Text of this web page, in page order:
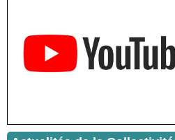
Médiathèque de Castagniccia
Rencontre / dédicace avec
livre « La ballade du pendu du
Santa Lucia di Tallà
Mise en musique d’un livre
musicienne pédagogue : Ateliers
rythmique et corporelle - Mediateca
! Événement reporté ! Cycle de
par Alexandre Dominati -